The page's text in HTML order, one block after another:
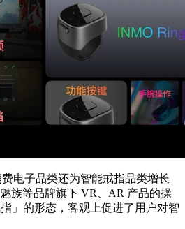
电子品类还为智能戒指品类增长
族等品牌旗下 VR、AR 产品的操
」的形态，客观上促进了用户对智